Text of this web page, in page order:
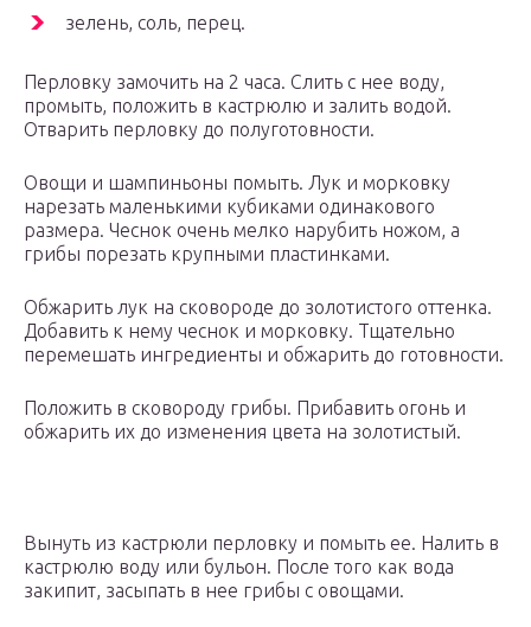
зелень, соль, перец.
Перловку замочить на 2 часа. Слить с нее воду,
промыть, положить в кастрюлю и залить водой.
Отварить перловку до полуготовности.
Овощи и шампиньоны помыть. Лук и морковку
нарезать маленькими кубиками одинакового
размера. Чеснок очень мелко нарубить ножом, а
грибы порезать крупными пластинками.
Обжарить лук на сковороде до золотистого оттенка.
Добавить к нему чеснок и морковку. Тщательно
перемешать ингредиенты и обжарить до готовности.
Положить в сковороду грибы. Прибавить огонь и
обжарить их до изменения цвета на золотистый.
Вынуть из кастрюли перловку и помыть ее. Налить в
кастрюлю воду или бульон. После того как вода
закипит, засыпать в нее грибы с овощами.